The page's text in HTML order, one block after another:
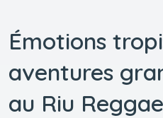
Émotions
aventures
au Riu Reggae